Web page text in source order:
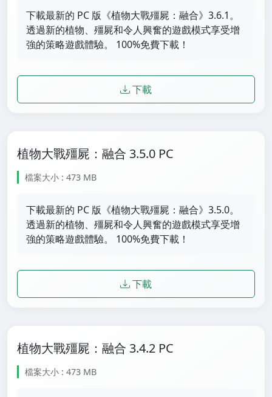
下載最新的 PC 版《植物大戰殭屍：融合》3.6.1。
透過新的植物、殭屍和令人興奮的遊戲模式享受增
強的策略遊戲體驗。 100%免費下載！
下載
植物大戰殭屍：融合 3.5.0 PC
檔案大小 : 473 MB
下載最新的 PC 版《植物大戰殭屍：融合》3.5.0。
透過新的植物、殭屍和令人興奮的遊戲模式享受增
強的策略遊戲體驗。 100%免費下載！
下載
植物大戰殭屍：融合 3.4.2 PC
檔案大小 : 473 MB